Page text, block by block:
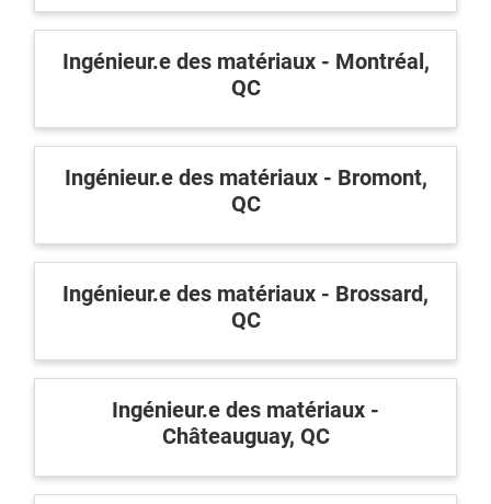
Ingénieur.e des matériaux - Montréal,
QC
Ingénieur.e des matériaux - Bromont,
QC
Ingénieur.e des matériaux - Brossard,
QC
Ingénieur.e des matériaux -
Châteauguay, QC